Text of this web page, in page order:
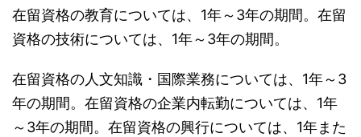
在留資格の教育については、1年～3年の期間。在留
資格の技術については、1年～3年の期間。
在留資格の人文知識・国際業務については、1年～3
年の期間。在留資格の企業内転勤については、1年
～3年の期間。在留資格の興行については、1年また